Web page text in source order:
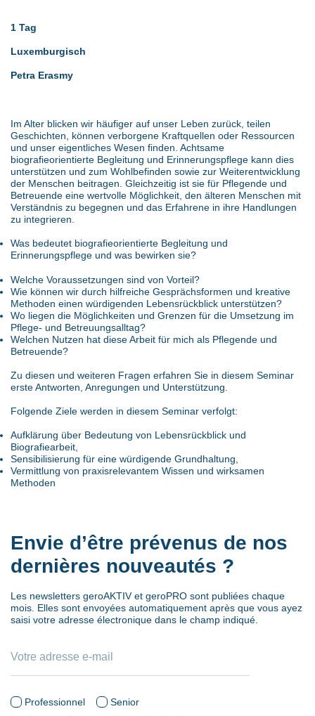
1 Tag
Luxemburgisch
Petra Erasmy
Im Alter blicken wir häufiger auf unser Leben zurück, teilen
Geschichten, können verborgene Kraftquellen oder Ressourcen
und unser eigentliches Wesen finden. Achtsame
biografieorientierte Begleitung und Erinnerungspflege kann dies
unterstützen und zum Wohlbefinden sowie zur Weiterentwicklung
der Menschen beitragen. Gleichzeitig ist sie für Pflegende und
Betreuende eine wertvolle Möglichkeit, den älteren Menschen mit
Verständnis zu begegnen und das Erfahrene in ihre Handlungen
zu integrieren.
Was bedeutet biografieorientierte Begleitung und
Erinnerungspflege und was bewirken sie?
Welche Voraussetzungen sind von Vorteil?
Wie können wir durch hilfreiche Gesprächsformen und kreative
Methoden einen würdigenden Lebensrückblick unterstützen?
Wo liegen die Möglichkeiten und Grenzen für die Umsetzung im
Pflege- und Betreuungsalltag?
Welchen Nutzen hat diese Arbeit für mich als Pflegende und
Betreuende?
Zu diesen und weiteren Fragen erfahren Sie in diesem Seminar
erste Antworten, Anregungen und Unterstützung.
Folgende Ziele werden in diesem Seminar verfolgt:
Aufklärung über Bedeutung von Lebensrückblick und
Biografiearbeit,
Sensibilisierung für eine würdigende Grundhaltung,
Vermittlung von praxisrelevantem Wissen und wirksamen
Methoden
Envie d’être prévenus de nos
dernières nouveautés ?
Les newsletters geroAKTIV et geroPRO sont publiées chaque
mois. Elles sont envoyées automatiquement après que vous ayez
saisi votre adresse électronique dans le champ indiqué.
Professionnel
Senior